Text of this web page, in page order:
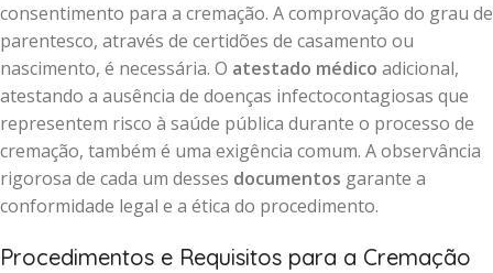
consentimento para a cremação. A comprovação do grau de
parentesco, através de certidões de casamento ou
nascimento, é necessária. O atestado médico adicional,
atestando a ausência de doenças infectocontagiosas que
representem risco à saúde pública durante o processo de
cremação, também é uma exigência comum. A observância
rigorosa de cada um desses documentos garante a
conformidade legal e a ética do procedimento.
Procedimentos e Requisitos para a Cremação